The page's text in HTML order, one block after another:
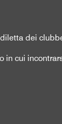
dei
in cui